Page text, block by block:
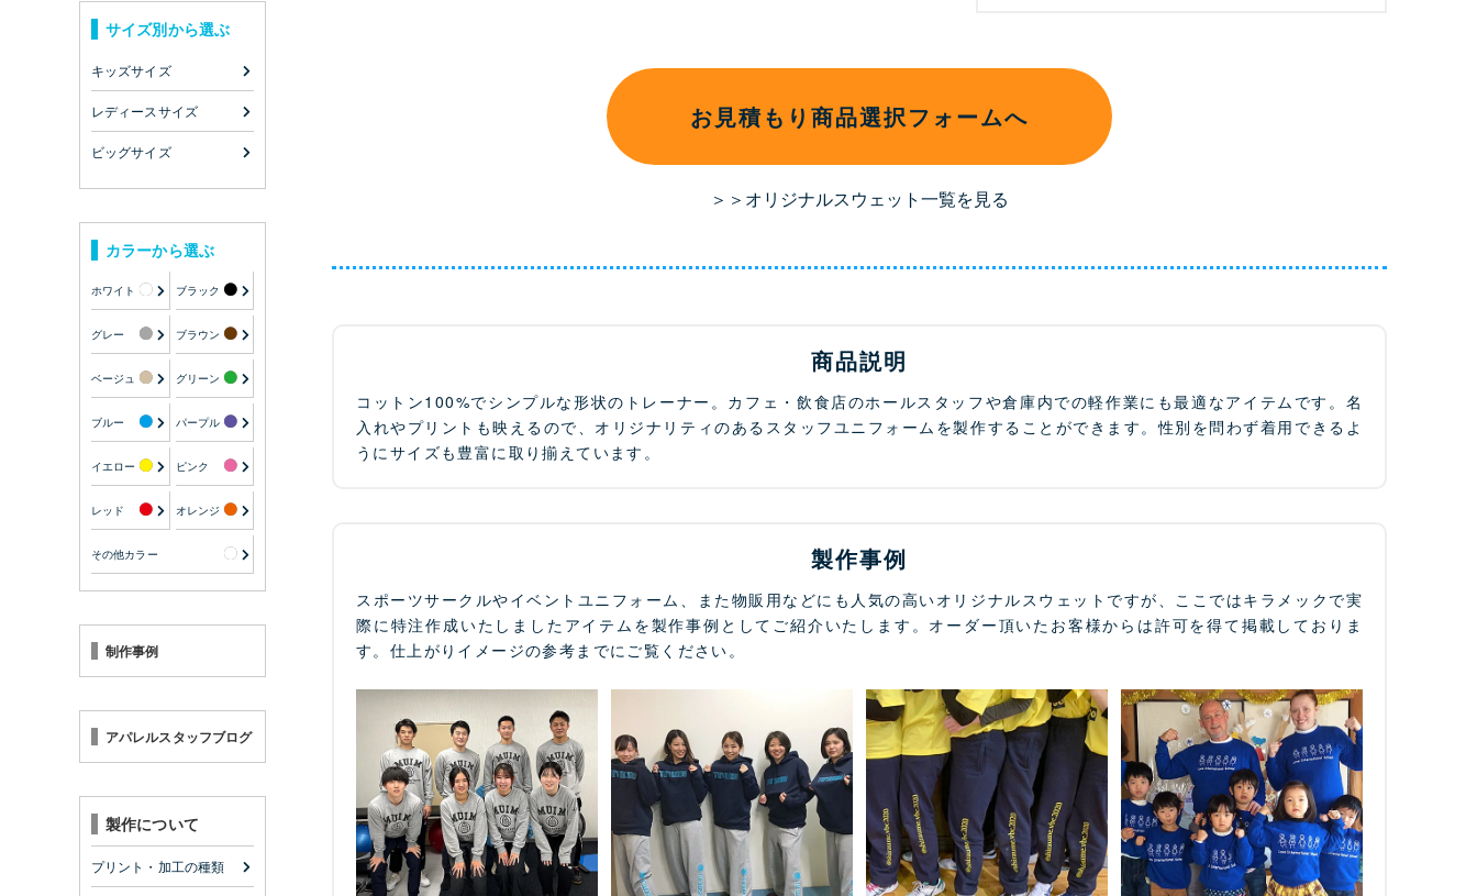
サイズ別から選ぶ
キッズサイズ
レディースサイズ
ビッグサイズ
カラーから選ぶ
ホワイト ブラック
グレー ブラウン
ベージュ グリーン
ブルー パープル
イエロー ピンク
レッド オレンジ
その他カラー
制作事例
アパレルスタッフブログ
製作について
プリント・加工の種類
お見積もり商品選択フォームへ
＞＞オリジナルスウェット一覧を見る
商品説明
コットン100%でシンプルな形状のトレーナー。カフェ・飲食店のホールスタッフや倉庫内での軽作業にも最適なアイテムです。名
入れやプリントも映えるので、オリジナリティのあるスタッフユニフォームを製作することができます。性別を問わず着用できるよ
うにサイズも豊富に取り揃えています。
製作事例
スポーツサークルやイベントユニフォーム、また物販用などにも人気の高いオリジナルスウェットですが、ここではキラメックで実
際に特注作成いたしましたアイテムを製作事例としてご紹介いたします。オーダー頂いたお客様からは許可を得て掲載しておりま
す。仕上がりイメージの参考までにご覧ください。